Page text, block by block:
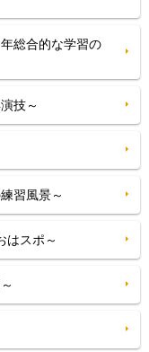
総合的な学習の
技～
習風景～
スポ～